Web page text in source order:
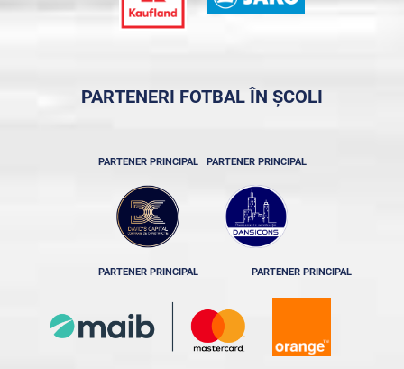
PARTENERI FOTBAL ÎN ȘCOLI
PARTENER PRINCIPAL PARTENER PRINCIPAL
PARTENER PRINCIPAL PARTENER PRINCIPAL